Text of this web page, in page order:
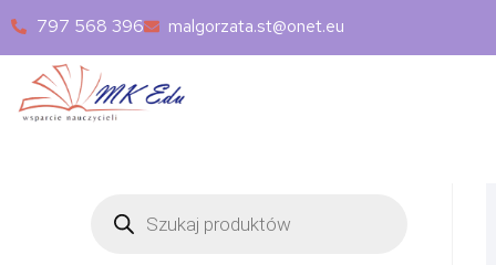
797 568 396 malgorzata.st@onet.eu